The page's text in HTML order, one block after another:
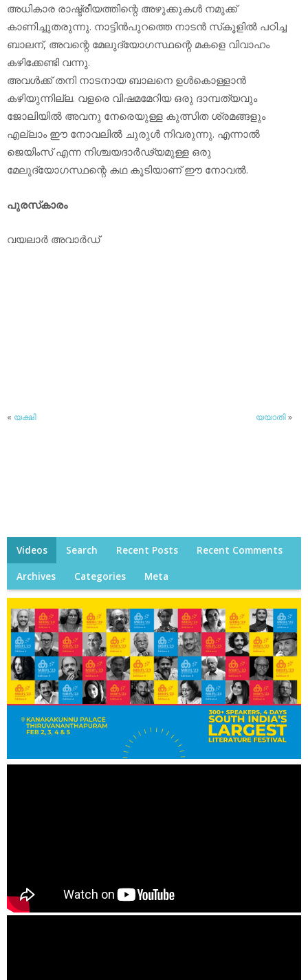
അധികാര രാഷ്ട്രീയത്തിന്റെ അഴുക്കുകള്‍ നമുക്ക്
കാണിച്ചുതരുന്നു. നാട്ടിന്‍പുറത്തെ നാടന്‍ സ്‌കൂളില്‍ പഠിച്ച
ബാലന്, അവന്റെ മേലുദ്യോഗസ്ഥന്റെ മകളെ വിവാഹം
കഴിക്കേണ്ടി വന്നു.
അവള്‍ക്ക് തനി നാടനായ ബാലനെ ഉള്‍കൊള്ളാന്‍
കഴിയുന്നില്ല. വളരെ വിഷമമേറിയ ഒരു ദാമ്പത്യവും
ജോലിയില്‍ അവനു നേരെയുള്ള കുത്സിത ശ്രമങ്ങളും
എല്ലാം ഈ നോവലില്‍ ചുരുള്‍ നിവരുന്നു. എന്നാല്‍
ജെയിംസ് എന്ന നിശ്ചയദാര്‍ഢ്യമുള്ള ഒരു
മേലുദ്യോഗസ്ഥന്റെ കഥ കൂടിയാണ് ഈ നോവല്‍.
പുരസ്‌കാരം
വയലാര്‍ അവാര്‍ഡ്
« യക്ഷി യയാതി»
Videos Search Recent Posts Recent Comments
Archives Categories Meta